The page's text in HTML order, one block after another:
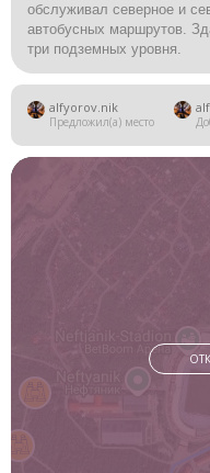
обслуживал северное и
автобусных маршрутов.
три подземных уровня.
В 2013 году автовокзал
он находился в
работает и не охраняется.
alfyorov.nik
Предложил(а) место